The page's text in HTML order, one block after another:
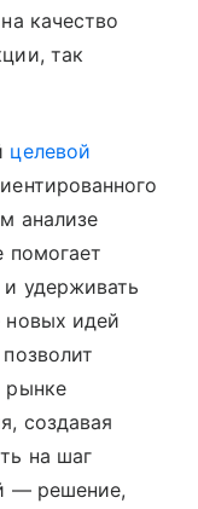
качество
так
целевой
анализе
помогает
и удерживать
новых идей
рынке
создавая
на шаг
— решение,